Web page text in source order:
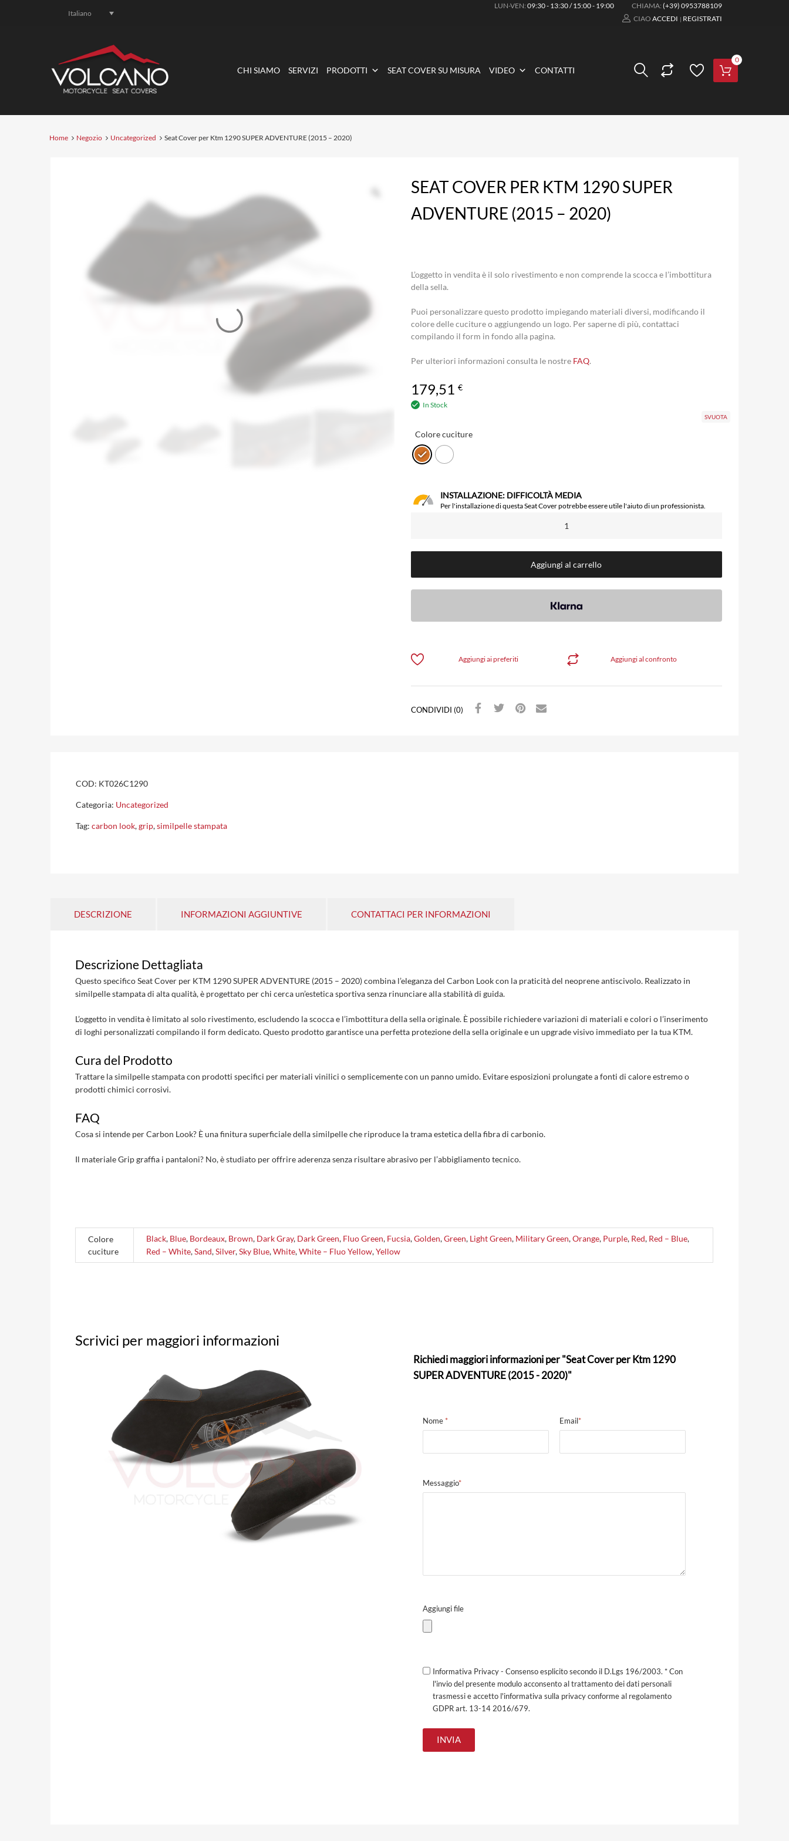
Italiano
LUN-VEN: 09:30 - 13:30 / 15:00 - 19:00 CHIAMA: (+39) 0953788109
CIAO ACCEDI | REGISTRATI
0
CHI SIAMO SERVIZI PRODOTTI SEAT COVER SU MISURA VIDEO CONTATTI
Home Negozio Uncategorized Seat Cover per Ktm 1290 SUPER ADVENTURE (2015 – 2020)
SEAT COVER PER KTM 1290 SUPER
ADVENTURE (2015 – 2020)
L’oggetto in vendita è il solo rivestimento e non comprende la scocca e l’imbottitura
della sella.
Puoi personalizzare questo prodotto impiegando materiali diversi, modificando il
colore delle cuciture o aggiungendo un logo. Per saperne di più, contattaci
compilando il form in fondo alla pagina.
Per ulteriori informazioni consulta le nostre FAQ.
179,51 €
In Stock
Colore cuciture
SVUOTA
INSTALLAZIONE: DIFFICOLTÀ MEDIA
Per l'installazione di questa Seat Cover potrebbe essere utile l'aiuto di un professionista.
Aggiungi al carrello
Aggiungi al confronto
Aggiungi ai preferiti
CONDIVIDI (0)
COD: KT026C1290
Categoria: Uncategorized
Tag: carbon look,grip,similpelle stampata
DESCRIZIONE INFORMAZIONI AGGIUNTIVE CONTATTACI PER INFORMAZIONI
Descrizione Dettagliata
Questo specifico Seat Cover per KTM 1290 SUPER ADVENTURE (2015 – 2020) combina l’eleganza del Carbon Look con la praticità del neoprene antiscivolo. Realizzato in
similpelle stampata di alta qualità, è progettato per chi cerca un’estetica sportiva senza rinunciare alla stabilità di guida.
L’oggetto in vendita è limitato al solo rivestimento, escludendo la scocca e l’imbottitura della sella originale. È possibile richiedere variazioni di materiali e colori o l’inserimento
di loghi personalizzati compilando il form dedicato. Questo prodotto garantisce una perfetta protezione della sella originale e un upgrade visivo immediato per la tua KTM.
Cura del Prodotto
Trattare la similpelle stampata con prodotti specifici per materiali vinilici o semplicemente con un panno umido. Evitare esposizioni prolungate a fonti di calore estremo o
prodotti chimici corrosivi.
FAQ
Cosa si intende per Carbon Look? È una finitura superficiale della similpelle che riproduce la trama estetica della fibra di carbonio.
Il materiale Grip graffia i pantaloni? No, è studiato per offrire aderenza senza risultare abrasivo per l’abbigliamento tecnico.
Colore
cuciture
Black, Blue, Bordeaux, Brown, Dark Gray, Dark Green, Fluo Green, Fucsia,Golden,Green, Light Green, Military Green,Orange, Purple, Red, Red – Blue,
Red – White,Sand,Silver,Sky Blue,White,White – Fluo Yellow,Yellow
Scrivici per maggiori informazioni
Richiedi maggiori informazioni per "Seat Cover per Ktm 1290
SUPER ADVENTURE (2015 - 2020)"
Nome* Email*
Messaggio*
Aggiungi file
Informativa Privacy - Consenso esplicito secondo il D.Lgs 196/2003. * Con
l'invio del presente modulo acconsento al trattamento dei dati personali
trasmessi e accetto l'informativa sulla privacy conforme al regolamento
GDPR art. 13-14 2016/679.